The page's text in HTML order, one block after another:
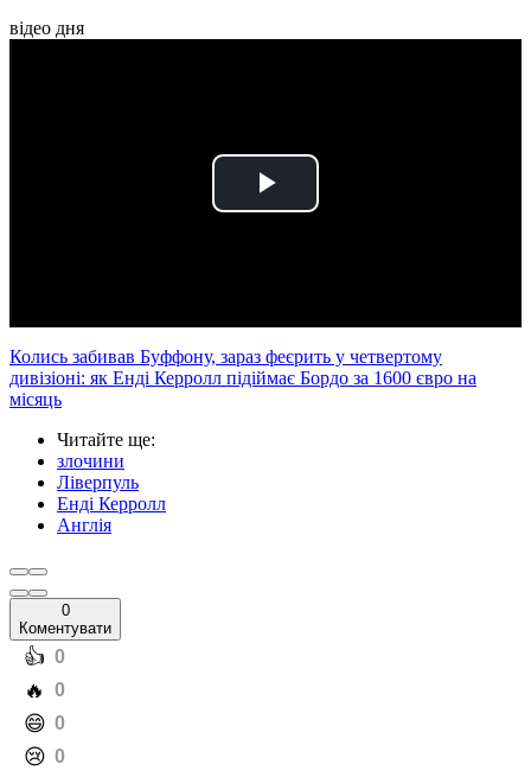
відео дня
Play
Колись забивав Буффону, зараз феєрить у четвертому
дивізіоні: як Енді Керролл підіймає Бордо за 1600 євро на
місяць
Читайте ще:
злочини
Ліверпуль
Енді Керролл
Англія
0
Коментувати
️👍 0
️🔥 0
️😄 0
️😢 0